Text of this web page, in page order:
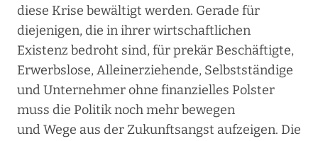
diese Krise bewältigt werden. Gerade für
diejenigen, die in ihrer wirtschaftlichen
Existenz bedroht sind, für prekär Beschäftigte,
Erwerbslose, Alleinerziehende, Selbstständige
und Unternehmer ohne finanzielles Polster
muss die Politik noch mehr bewegen
und Wege aus der Zukunftsangst aufzeigen. Die